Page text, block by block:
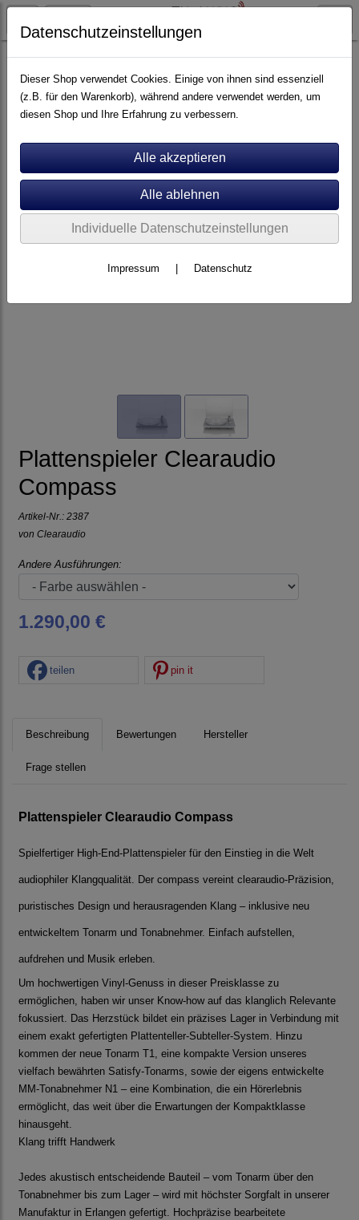
Artikel nach Marken A - E Clearaudio
Plattenspieler Clearaudio
Compass
Artikel-Nr.: 2387
von Clearaudio
Andere Ausführungen:
1.290,00 €
teilen pin it
Beschreibung Bewertungen Hersteller
Frage stellen
Plattenspieler Clearaudio Compass
Spielfertiger High-End-Plattenspieler für den Einstieg in die Welt
audiophiler Klangqualität. Der compass vereint clearaudio-Präzision,
puristisches Design und herausragenden Klang – inklusive neu
entwickeltem Tonarm und Tonabnehmer. Einfach aufstellen,
aufdrehen und Musik erleben.
Um hochwertigen Vinyl-Genuss in dieser Preisklasse zu
ermöglichen, haben wir unser Know-how auf das klanglich Relevante
fokussiert. Das Herzstück bildet ein präzises Lager in Verbindung mit
einem exakt gefertigten Plattenteller-Subteller-System. Hinzu
kommen der neue Tonarm T1, eine kompakte Version unseres
vielfach bewährten Satisfy-Tonarms, sowie der eigens entwickelte
MM-Tonabnehmer N1 – eine Kombination, die ein Hörerlebnis
ermöglicht, das weit über die Erwartungen der Kompaktklasse
hinausgeht.
Klang trifft Handwerk
Jedes akustisch entscheidende Bauteil – vom Tonarm über den
Tonabnehmer bis zum Lager – wird mit höchster Sorgfalt in unserer
Manufaktur in Erlangen gefertigt. Hochpräzise bearbeitete
Datenschutzeinstellungen
Dieser Shop verwendet Cookies. Einige von ihnen sind essenziell
(z.B. für den Warenkorb), während andere verwendet werden, um
diesen Shop und Ihre Erfahrung zu verbessern.
Individuelle Datenschutzeinstellungen
Impressum Datenschutz